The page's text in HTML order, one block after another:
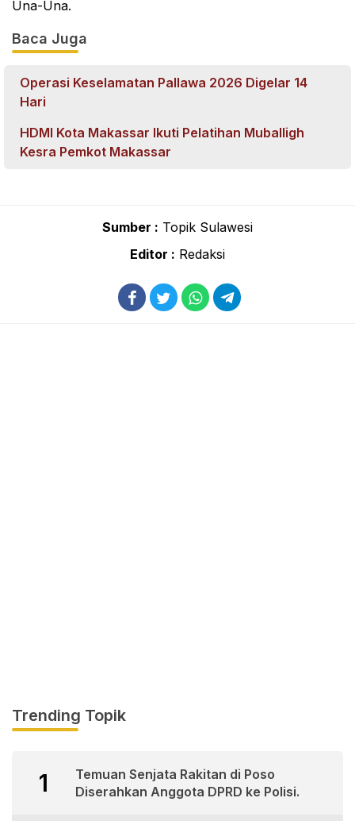
Una-Una.
Baca Juga
Operasi Keselamatan Pallawa 2026 Digelar 14
Hari
HDMI Kota Makassar Ikuti Pelatihan Muballigh
Kesra Pemkot Makassar
Sumber : Topik Sulawesi
Editor : Redaksi
Trending Topik
1
Temuan Senjata Rakitan di Poso
Diserahkan Anggota DPRD ke Polisi.